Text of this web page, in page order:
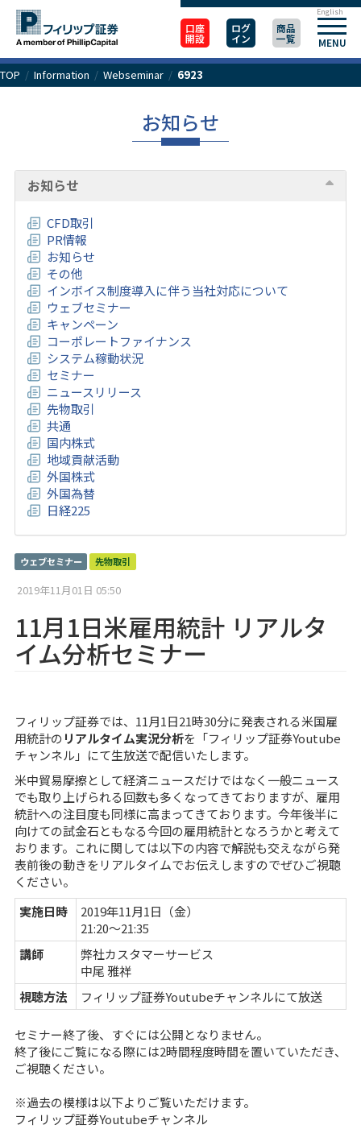
口座
開設
ログ
イン
商品
一覧 MENU
English
TOP / Information / Webseminar / 6923
お知らせ
お知らせ
CFD取引
PR情報
お知らせ
その他
インボイス制度導入に伴う当社対応について
ウェブセミナー
キャンペーン
コーポレートファイナンス
システム稼動状況
セミナー
ニュースリリース
先物取引
共通
国内株式
地域貢献活動
外国株式
外国為替
日経225
ウェブセミナー 先物取引
2019年11月01日 05:50
11月1日米雇用統計 リアルタ
イム分析セミナー
フィリップ証券では、11月1日21時30分に発表される米国雇
用統計のリアルタイム実況分析を「フィリップ証券Youtube
チャンネル 」にて生放送で配信いたします。
米中貿易摩擦として経済ニュースだけではなく一般ニュース
でも取り上げられる回数も多くなってきておりますが、雇用
統計への注目度も同様に高まってきております。今年後半に
向けての試金石ともなる今回の雇用統計となろうかと考えて
おります。これに関しては以下の内容で解説も交えながら発
表前後の動きをリアルタイムでお伝えしますのでぜひご視聴
ください。
実施日時
2019年11月1日（金）
21:20～21:35
講師
弊社カスタマーサービス
中尾 雅祥
視聴方法
フィリップ証券Youtubeチャンネルにて放送
セミナー終了後、すぐには公開となりません。
終了後にご覧になる際には2時間程度時間を置いていただき、
ご視聴ください。
※過去の模様は以下よりご覧いただけます。
フィリップ証券Youtubeチャンネル